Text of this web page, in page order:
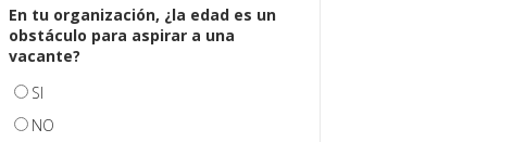
En tu organización, ¿la edad es un
obstáculo para aspirar a una
vacante?
SI
NO